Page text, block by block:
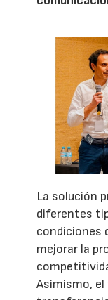
La solución
diferentes
condiciones
mejorar la
Asimismo,